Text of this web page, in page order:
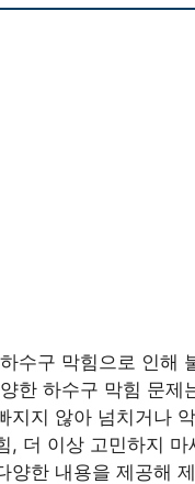
수구 막힘으로 인해
한 하수구 막힘 문제
지지 않아 넘치거나
, 더 이상 고민하지
양한 내용을 제공해